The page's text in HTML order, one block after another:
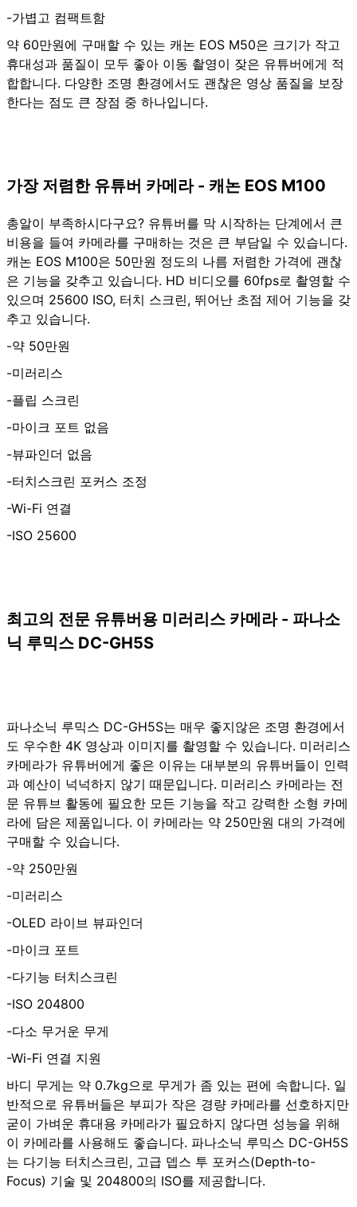
-가볍고 컴팩트함
약 60만원에 구매할 수 있는 캐논 EOS M50은 크기가 작고
휴대성과 품질이 모두 좋아 이동 촬영이 잦은 유튜버에게 적
합합니다. 다양한 조명 환경에서도 괜찮은 영상 품질을 보장
한다는 점도 큰 장점 중 하나입니다.
가장 저렴한 유튜버 카메라 - 캐논 EOS M100
총알이 부족하시다구요? 유튜버를 막 시작하는 단계에서 큰
비용을 들여 카메라를 구매하는 것은 큰 부담일 수 있습니다.
캐논 EOS M100은 50만원 정도의 나름 저렴한 가격에 괜찮
은 기능을 갖추고 있습니다. HD 비디오를 60fps로 촬영할 수
있으며 25600 ISO, 터치 스크린, 뛰어난 초점 제어 기능을 갖
추고 있습니다.
-약 50만원
-미러리스
-플립 스크린
-마이크 포트 없음
-뷰파인더 없음
-터치스크린 포커스 조정
-Wi-Fi 연결
-ISO 25600
최고의 전문 유튜버용 미러리스 카메라 - 파나소
닉 루믹스 DC-GH5S
파나소닉 루믹스 DC-GH5S는 매우 좋지않은 조명 환경에서
도 우수한 4K 영상과 이미지를 촬영할 수 있습니다. 미러리스
카메라가 유튜버에게 좋은 이유는 대부분의 유튜버들이 인력
과 예산이 넉넉하지 않기 때문입니다. 미러리스 카메라는 전
문 유튜브 활동에 필요한 모든 기능을 작고 강력한 소형 카메
라에 담은 제품입니다. 이 카메라는 약 250만원 대의 가격에
구매할 수 있습니다.
-약 250만원
-미러리스
-OLED 라이브 뷰파인더
-마이크 포트
-다기능 터치스크린
-ISO 204800
-다소 무거운 무게
-Wi-Fi 연결 지원
바디 무게는 약 0.7kg으로 무게가 좀 있는 편에 속합니다. 일
반적으로 유튜버들은 부피가 작은 경량 카메라를 선호하지만
굳이 가벼운 휴대용 카메라가 필요하지 않다면 성능을 위해
이 카메라를 사용해도 좋습니다. 파나소닉 루믹스 DC-GH5S
는 다기능 터치스크린, 고급 뎁스 투 포커스(Depth-to-
Focus) 기술 및 204800의 ISO를 제공합니다.